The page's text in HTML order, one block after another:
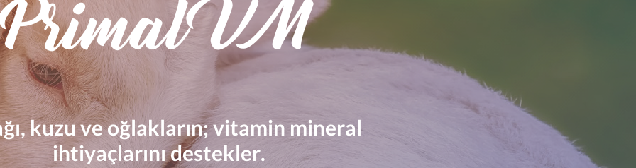
Primal VM
kuzu ve oğlakların; vitamin mineral
ihtiyaçlarını destekler.